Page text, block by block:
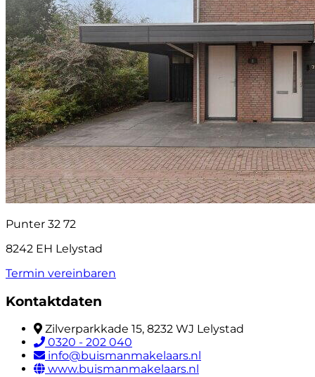
Punter 32 72
8242 EH Lelystad
Termin vereinbaren
Kontaktdaten
Zilverparkkade 15, 8232 WJ Lelystad
0320 - 202 040
info@buismanmakelaars.nl
www.buismanmakelaars.nl